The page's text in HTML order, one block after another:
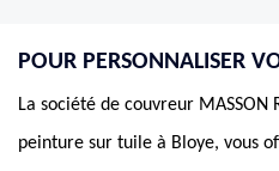
POUR PERSONNALISER
La société de couvreur
peinture sur tuile à Bloye, vous